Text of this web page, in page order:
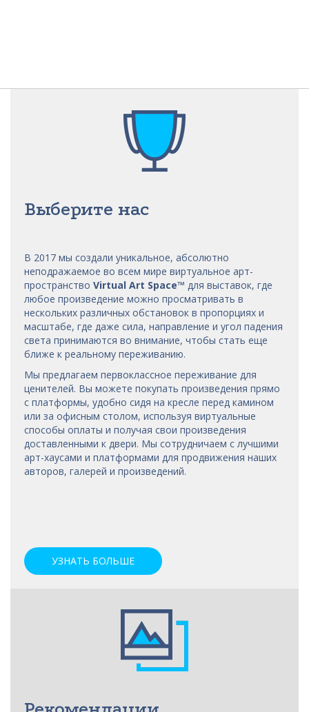
Выберите нас
В 2017 мы создали уникальное, абсолютно
неподражаемое во всем мире виртуальное арт-
пространство Virtual Art Space™ для выставок, где
любое произведение можно просматривать в
нескольких различных обстановок в пропорциях и
масштабе, где даже сила, направление и угол падения
света принимаются во внимание, чтобы стать еще
ближе к реальному переживанию.
Мы предлагаем первоклассное переживание для
ценителей. Вы можете покупать произведения прямо
с платформы, удобно сидя на кресле перед камином
или за офисным столом, используя виртуальные
способы оплаты и получая свои произведения
доставленными к двери. Мы сотрудничаем с лучшими
арт-хаусами и платформами для продвижения наших
авторов, галерей и произведений.
УЗНАТЬ БОЛЬШЕ